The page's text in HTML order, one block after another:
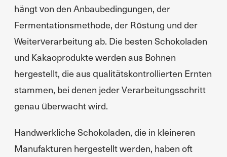
hängt von den Anbaubedingungen, der
Fermentationsmethode, der Röstung und der
Weiterverarbeitung ab. Die besten Schokoladen
und Kakaoprodukte werden aus Bohnen
hergestellt, die aus qualitätskontrollierten Ernten
stammen, bei denen jeder Verarbeitungsschritt
genau überwacht wird.
Handwerkliche Schokoladen, die in kleineren
Manufakturen hergestellt werden, haben oft